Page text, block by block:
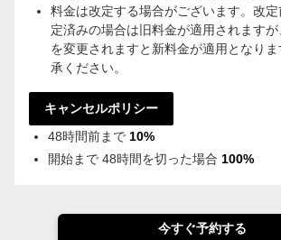
料金は改定する場合がございます。改
定済みの場合は旧料金が適用されます
を変更されますと新料金が適用となり
承ください。
キャンセルポリシー
48時間前まで 10%
開始まで 48時間を切った場合 100%
今すぐ予約する